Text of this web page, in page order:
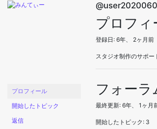
プロフィール
開始したトピック
返信
プロフィ
登録日: 6年、 2ヶ月前
スタジオ制作のサポー
フォーラ
最終更新: 6年、 1ヶ月
開始したトピック: 3